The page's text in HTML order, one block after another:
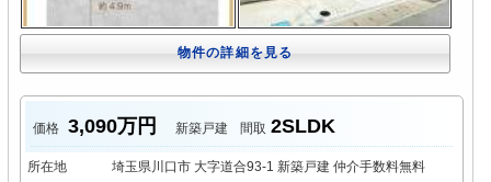
物件の詳細を見る
価格 3,090万円 新築戸建 間取 2SLDK
所在地
埼玉県川口市 大字道合93-1 新築戸建 仲介手数料無料